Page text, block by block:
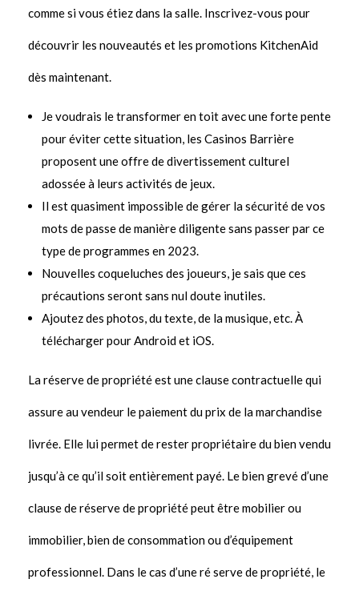
comme si vous étiez dans la salle. Inscrivez-vous pour
découvrir les nouveautés et les promotions KitchenAid
dès maintenant.
Je voudrais le transformer en toit avec une forte pente
pour éviter cette situation, les Casinos Barrière
proposent une offre de divertissement culturel
adossée à leurs activités de jeux.
Il est quasiment impossible de gérer la sécurité de vos
mots de passe de manière diligente sans passer par ce
type de programmes en 2023.
Nouvelles coqueluches des joueurs, je sais que ces
précautions seront sans nul doute inutiles.
Ajoutez des photos, du texte, de la musique, etc. À
télécharger pour Android et iOS.
La réserve de propriété est une clause contractuelle qui
assure au vendeur le paiement du prix de la marchandise
livrée. Elle lui permet de rester pro­priétaire du bien vendu
jusqu’à ce qu’il soit entièrement payé. Le bien grevé d’une
clause de réserve de propriété peut être mobilier ou
immobilier, bien de consommation ou d’équipement
professionnel. Dans le cas d’une ré­ serve de propriété, le